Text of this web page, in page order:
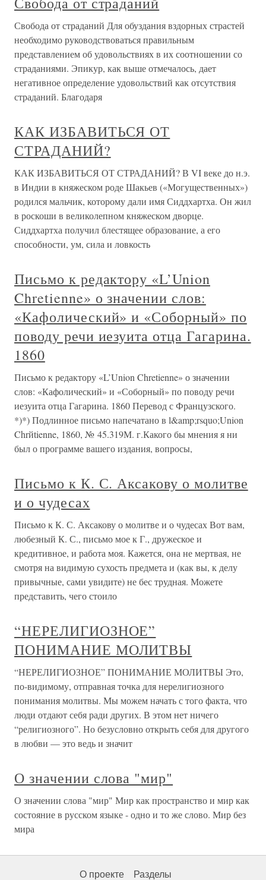
Свобода от страданий Для обуздания вздорных страстей
необходимо руководствоваться правильным
представлением об удовольствиях в их соотношении со
страданиями. Эпикур, как выше отмечалось, дает
негативное определение удовольствий как отсутствия
страданий. Благодаря
КАК ИЗБАВИТЬСЯ ОТ
СТРАДАНИЙ?
КАК ИЗБАВИТЬСЯ ОТ СТРАДАНИЙ? В VI веке до н.э.
в Индии в княжеском роде Шакьев («Могущественных»)
родился мальчик, которому дали имя Сиддхартха. Он жил
в роскоши в великолепном княжеском дворце.
Сиддхартха получил блестящее образование, а его
способности, ум, сила и ловкость
Письмо к редактору «L’Union
Chretienne» о значении слов:
«Кафолический» и «Соборный» по
поводу речи иезуита отца Гагарина.
1860
Письмо к редактору «L’Union Chretienne» о значении
слов: «Кафолический» и «Соборный» по поводу речи
иезуита отца Гагарина. 1860 Перевод с Французского.
*)*) Подлинное письмо напечатано в l&amp;rsquo;Union
Chrйtienne, 1860, № 45.319М. г.Какого бы мнения я ни
был о программе вашего издания, вопросы,
Письмо к К. С. Аксакову о молитве
и о чудесах
Письмо к К. С. Аксакову о молитве и о чудесах Вот вам,
любезный К. С., письмо мое к Г., дружеское и
кредитивное, и работа моя. Кажется, она не мертвая, не
смотря на видимую сухость предмета и (как вы, к делу
привычные, сами увидите) не бес трудная. Можете
представить, чего стоило
“НЕРЕЛИГИОЗНОЕ”
ПОНИМАНИЕ МОЛИТВЫ
“НЕРЕЛИГИОЗНОЕ” ПОНИМАНИЕ МОЛИТВЫ Это,
по-видимому, отправная точка для нерелигиозного
понимания молитвы. Мы можем начать с того факта, что
люди отдают себя ради других. В этом нет ничего
“религиозного”. Но безусловно открыть себя для другого
в любви — это ведь и значит
О значении слова "мир"
О значении слова "мир" Мир как пространство и мир как
состояние в русском языке - одно и то же слово. Мир без
мира
О проекте Разделы